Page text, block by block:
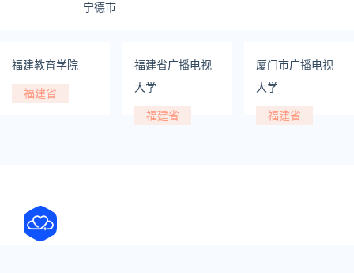
宁德市
福建教育学院
福建省
福建省广播电视
大学
福建省
厦门市广播电视
大学
福建省